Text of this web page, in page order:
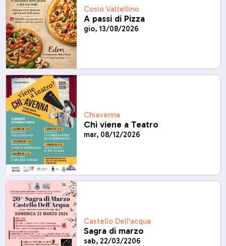
Cosio Valtellino
A passi di Pizza
gio, 13/08/2026
Chiavenna
Chi viene a Teatro
mar, 08/12/2026
Castello Dell'acqua
Sagra di marzo
sab, 22/03/2206